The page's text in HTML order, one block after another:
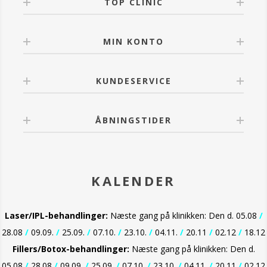
MIN KONTO
KUNDESERVICE
ÅBNINGSTIDER
KALENDER
Laser/IPL-behandlinger: Næste gang på klinikken: Den d. 05.08 /
28.08 / 09.09. / 25.09. / 07.10. / 23.10. / 04.11. / 20.11 / 02.12 / 18.12
Fillers/Botox-behandlinger: Næste gang på klinikken: Den d.